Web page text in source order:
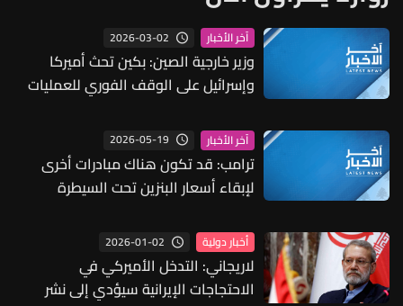
آخر الأخبار 2026-03-02
وزير خارجية الصين: بكين تحث أميركا
وإسرائيل على الوقف الفوري للعمليات
في تحقيق السلام ووقف الحرب
آخر الأخبار 2026-05-19
ترامب: قد تكون هناك مبادرات أخرى
لإبقاء أسعار البنزين تحت السيطرة
أخبار دولية 2026-01-02
لاريجاني: التدخل الأميركي في
الاحتجاجات الإيرانية سيؤدي إلى نشر